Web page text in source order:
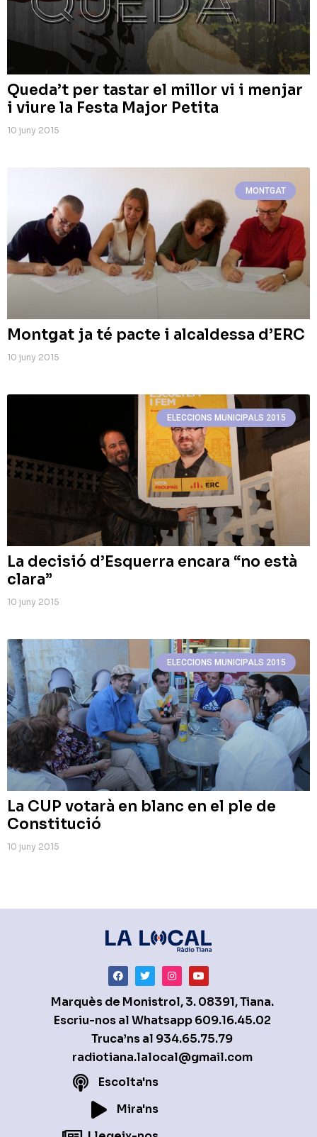
Queda’t per tastar el millor vi i menjar
i viure la Festa Major Petita
10 juny 2015
MONTGAT
Montgat ja té pacte i alcaldessa d’ERC
10 juny 2015
ELECCIONS MUNICIPALS 2015
La decisió d’Esquerra encara “no està
clara”
10 juny 2015
ELECCIONS MUNICIPALS 2015
La CUP votarà en blanc en el ple de
Constitució
10 juny 2015
Marquès de Monistrol, 3. 08391, Tiana.
Escriu-nos al Whatsapp609.16.45.02
Truca’ns al 934.65.75.79
radiotiana.lalocal@gmail.com
Escolta'ns
Mira'ns